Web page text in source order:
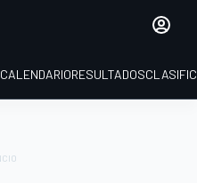
CALENDARIORESULTADOS